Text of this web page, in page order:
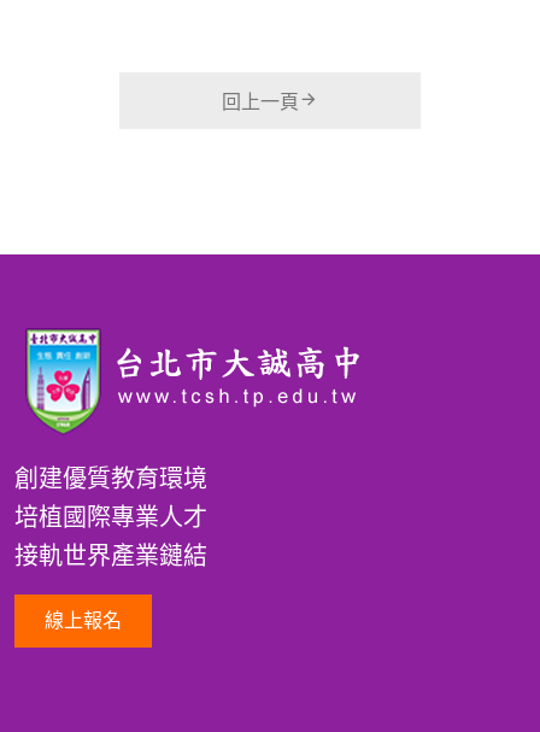
回上一頁
創建優質教育環境
培植國際專業人才
接軌世界產業鏈結
線上報名